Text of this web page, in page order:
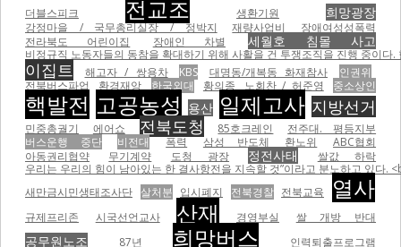
더블스피크
전교조 생환기원 희망광장
강정마을 / 국무총리실장 / 정박지 재량사업비
장애여성성폭력
전라북도 어린이집
장애인 차별 세월호 침몰 사고
비정규직 노동자들의 동참을 확대하기 위해 사활을 건 투쟁조직을 진행 중이다.
이집트 해고자 / 쌍용차 KBS 대명동/개복동 화재참사
인권위
전북버스파업
환경재앙 한국외대 황의종 노회찬 / 허준영 중소상인
핵발전 고공농성 용산 일제고사 지방선거
민중총궐기 에어쇼 전북도청 85호크레인
전주대. 평등지부
버스운행 중단
비전대 폭력 삼성 반도체 환노위
ABC협회
아동권리협약
무기계약 도청 광장 정전사태
쌀값 하락
우리는 우리의 힘이 남아있는 한 결사항전을 지속할 것”이라고 분노하고 있다.
새만금시민생태조사단 살처분 입시폐지 전북경찰 전북교육 열사
규제프리존 시국선언교사 산재 경영부실 쌀 개방 반대
공무원노조 87년 희망버스 인력퇴출프로그램